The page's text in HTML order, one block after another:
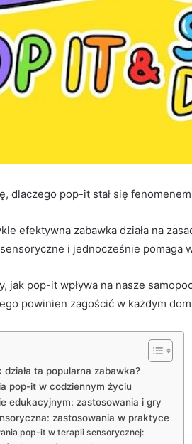
dlaczego pop-it stał się
efektywna zabawka działa na
i jednocześnie pomaga
jak pop-it wpływa na nasze
powinien zagościć w każdym
działa ta popularna zabawka?
pop-it w codziennym życiu
edukacyjnym: zastosowania i gry
zastosowania w praktyce
pop-it w terapii sensorycznej: